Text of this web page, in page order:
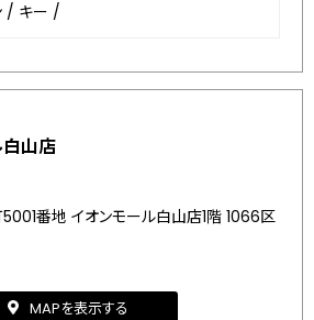
/ キー /
山店
番地 イオンモール白山店1階 1066区
MAPを表示する